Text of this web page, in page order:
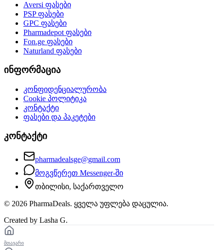
Aversi ფასები
PSPფასები
GPC ფასები
Pharmadepotფასები
Fon.ge ფასები
Naturland ფასები
ინფორმაცია
კონფიდენციალურობა
Cookie პოლიტიკა
კონტაქტი
ფასები და პაკეტები
კონტაქტი
pharmadealsge@gmail.com
მოგვწერეთ Messenger-ში
თბილისი, საქართველო
© 2026 PharmaDeals. ყველა უფლება დაცულია.
Created by Lasha G.
მთავარი